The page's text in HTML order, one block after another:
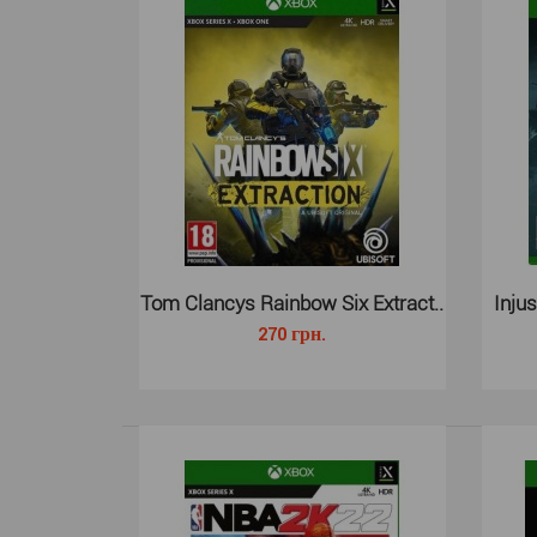
Tom Clancys Rainbow Six Extract..
270 грн.